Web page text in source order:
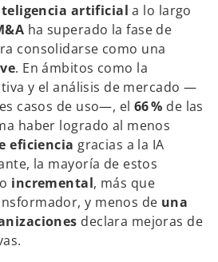
artificial a lo largo
ha superado la fase de
consolidarse como una
. En ámbitos como la
y el análisis de mercado —
casos de uso—, el66 % de las
haber logrado al menos
eficiencia gracias a la IA
la mayoría de estos
incremental, más que
y menos de una
declara mejoras de